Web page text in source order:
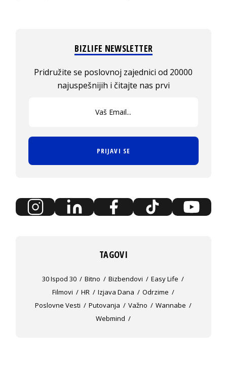
BIZLIFE NEWSLETTER
Pridružite se poslovnoj zajednici od 20000
najuspešnijih i čitajte nas prvi
PRIJAVI SE
TAGOVI
30 Ispod 30 Bitno Bizbendovi
Easy Life
Filmovi
HR Izjava Dana
Odrzime
Poslovne Vesti
Putovanja Važno
Wannabe
Webmind